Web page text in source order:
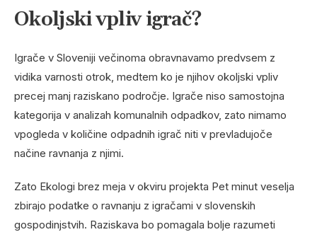
Okoljski vpliv igrač?
Igrače v Sloveniji večinoma obravnavamo predvsem z
vidika varnosti otrok, medtem ko je njihov okoljski vpliv
precej manj raziskano področje. Igrače niso samostojna
kategorija v analizah komunalnih odpadkov, zato nimamo
vpogleda v količine odpadnih igrač niti v prevladujoče
načine ravnanja z njimi.
Zato Ekologi brez meja v okviru projekta Pet minut veselja
zbirajo podatke o ravnanju z igračami v slovenskih
gospodinjstvih. Raziskava bo pomagala bolje razumeti